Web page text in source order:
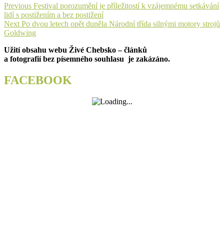
Navigace
pro
příspěvek
Previous Previous
post:
Festival porozumění je příležitostí k vzájemnému setkávání
lidí s postižením a bez postižení
Next Next
post:
Po dvou letech opět duněla Národní třída silnými motory strojů
Goldwing
Užití obsahu webu Živé Chebsko – článků
a fotografií bez písemného souhlasu je zakázáno.
FACEBOOK